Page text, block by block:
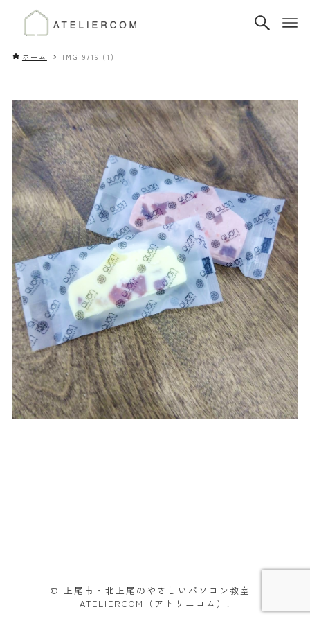
ホーム IMG-9716 (1)
© 上尾市・北上尾のやさしいパソコン教室｜
ATELIERCOM（アトリエコム）.